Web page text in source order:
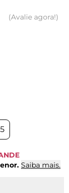
Avalie agora!
Saiba mais.